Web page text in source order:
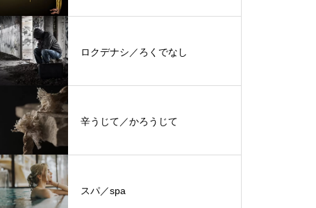
ロクデナシ／ろくでなし
辛うじて／かろうじて
スパ／spa